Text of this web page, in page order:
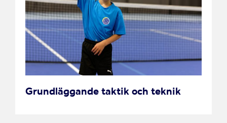
Grundläggande taktik och teknik